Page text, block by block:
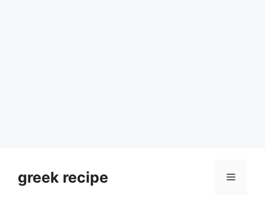
contentgreek recipe Menu